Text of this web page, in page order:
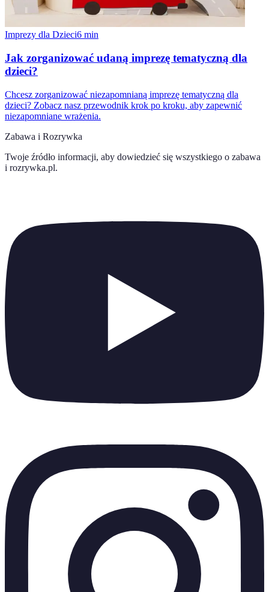
Imprezy dla Dzieci6 min
Jak zorganizować udaną imprezę tematyczną dla
dzieci?
Chcesz zorganizować niezapomnianą imprezę tematyczną dla
dzieci? Zobacz nasz przewodnik krok po kroku, aby zapewnić
niezapomniane wrażenia.
Zabawa i Rozrywka
Twoje źródło informacji, aby dowiedzieć się wszystkiego o zabawa
i rozrywka.pl.